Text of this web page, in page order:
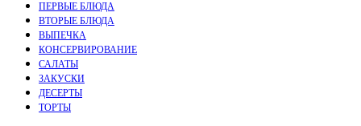
ПЕРВЫЕ БЛЮДА
ВТОРЫЕ БЛЮДА
ВЫПЕЧКА
КОНСЕРВИРОВАНИЕ
САЛАТЫ
ЗАКУСКИ
ДЕСЕРТЫ
ТОРТЫ